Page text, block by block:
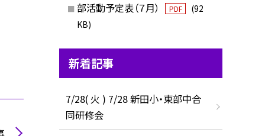
部活動予定表（７月） PDF
(92
KB)
新着記事
7/28( 火 ) 7/28 新田小・東部中合
同研修会